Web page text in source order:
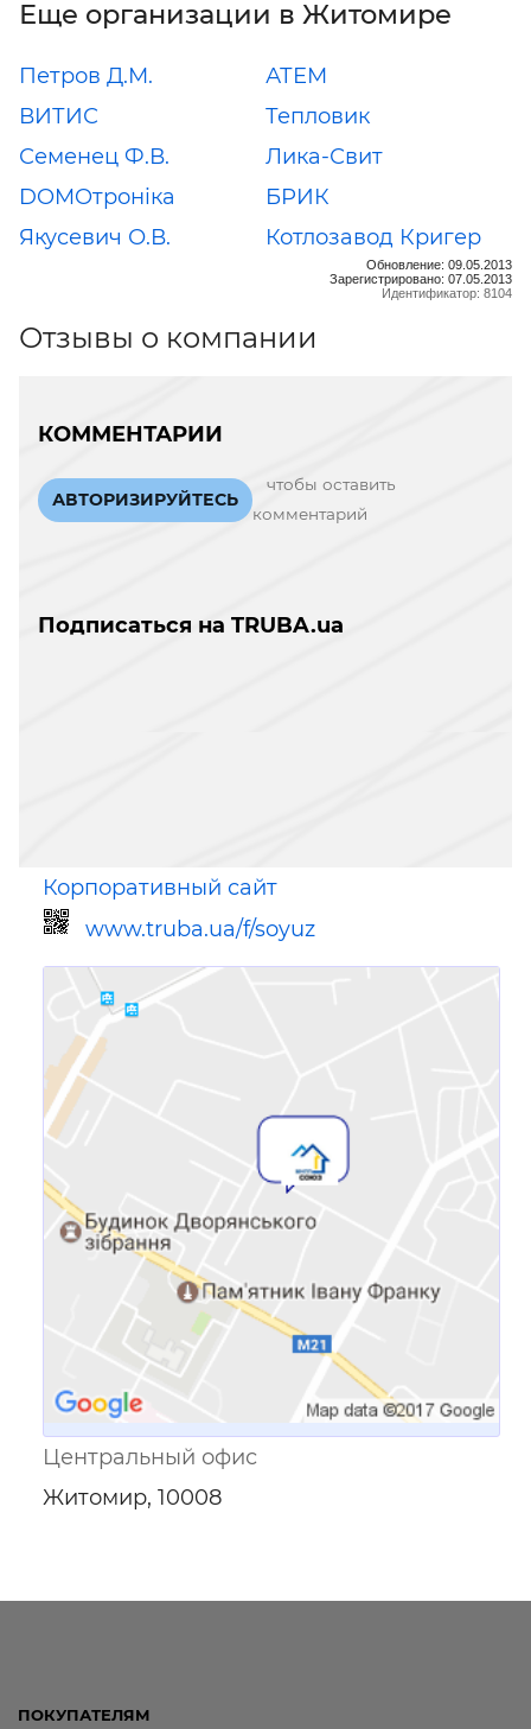
Еще организации в Житомире
Петров Д.М.
АТЕМ
ВИТИС
Тепловик
Семенец Ф.В.
Лика-Свит
DOMOтроніка
БРИК
Якусевич О.В.
Котлозавод Кригер
Обновление: 09.05.2013
Зарегистрировано: 07.05.2013
Идентификатор: 8104
Отзывы о компании
КОММЕНТАРИИ
АВТОРИЗИРУЙТЕСЬ
чтобы оставить
комментарий
Подписаться на TRUBA.ua
Корпоративный сайт
www.truba.ua/f/soyuz
Ссылка для мобильных устройств
Центральный офис
Житомир, 10008
ПОКУПАТЕЛЯМ